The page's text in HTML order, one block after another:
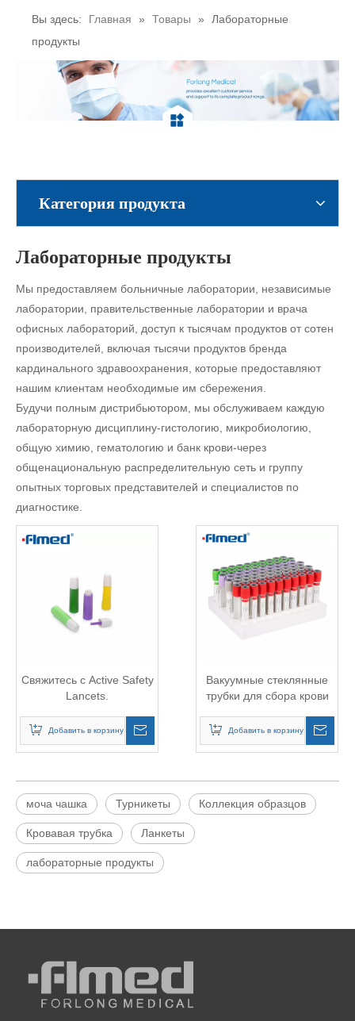
Вы здесь: Главная » Товары »
Лабораторные
продукты
Категория продукта
Лабораторные продукты
Мы предоставляем больничные лаборатории, независимые
лаборатории, правительственные лаборатории и врача
офисных лабораторий, доступ к тысячам продуктов от сотен
производителей, включая тысячи продуктов бренда
кардинального здравоохранения, которые предоставляют
нашим клиентам необходимые им сбережения.
Будучи полным дистрибьютором, мы обслуживаем каждую
лабораторную дисциплину-гистологию, микробиологию,
общую химию, гематологию и банк крови-через
общенациональную распределительную сеть и группу
опытных торговых представителей и специалистов по
диагностике.
Свяжитесь с Active Safety
Lancets.
Добавить в корзину
Вакуумные стеклянные
трубки для сбора крови
крови
Добавить в корзину
моча чашка Турникеты Коллекция образцов
Кровавая трубка Ланкеты
лабораторные продукты